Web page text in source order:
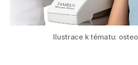
Ilustrace k tématu: